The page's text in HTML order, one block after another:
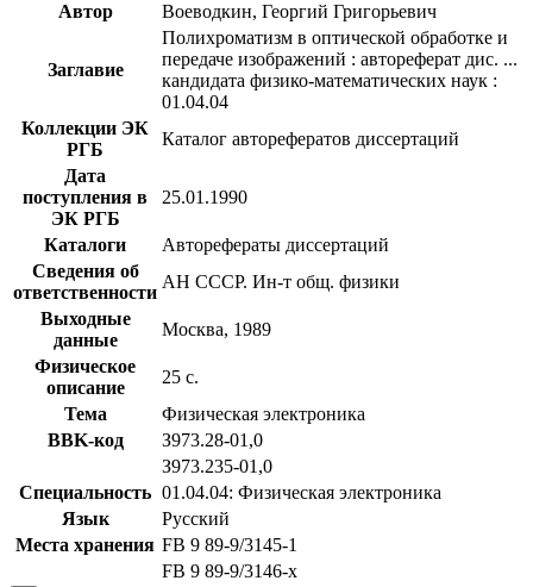
Автор Воеводкин, Георгий Григорьевич
Заглавие
Полихроматизм в оптической обработке и
передаче изображений : автореферат дис. ...
кандидата физико-математических наук :
01.04.04
Коллекции ЭК
РГБ
Каталог авторефератов диссертаций
Дата
поступления в
ЭК РГБ
25.01.1990
Каталоги
Авторефераты диссертаций
Сведения об
ответственности
АН СССР. Ин-т общ. физики
Выходные
данные
Москва, 1989
Физическое
описание
25 с.
Тема
Физическая электроника
BBK-код
З973.28-01,0
З973.235-01,0
Специальность 01.04.04: Физическая электроника
Язык
Русский
Места хранения FB 9 89-9/3145-1
FB 9 89-9/3146-x